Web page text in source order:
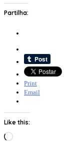
Partilha:
Print
Email
Like this:
Loading…